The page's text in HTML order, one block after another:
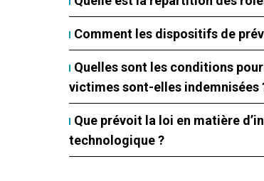
Comment les dispositifs de
Quelles sont les conditions
victimes sont-elles indemnisées
Que prévoit la loi en matière
technologique ?